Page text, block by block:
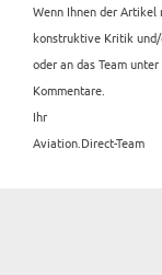
Wenn Ihnen der
konstruktive Kritik
oder an das Team unter
Kommentare.
Ihr
Aviation.Direct-Team